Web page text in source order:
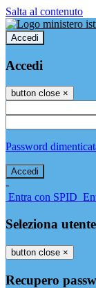
Salta al contenuto
Accedi
Accedi
button close ×
Password
-
Entra con SPID
Seleziona utente
button close ×
Recupero